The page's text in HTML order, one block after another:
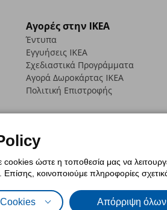
Αγορές στην IKEA
Έντυπα
Εγγυήσεις IKEA
Σχεδιαστικά Προγράμματα
Αγορά Δωρoκάρτας IKEA
Πολιτική Επιστροφής
Πολιτική CookiesΔήλωση
ώστε η τοποθεσία μας να
Επίσης, κοινοποιούμε πληροφορίες
Cookies Απόρριψη όλων